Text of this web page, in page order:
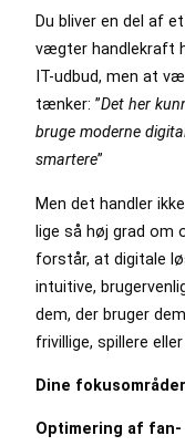
Du bliver en del af
vægter handlekraft
IT-udbud, men at
tænker: ”Det her
bruge moderne
smartere”
Men det handler
lige så høj grad om
forstår, at digitale
intuitive,
dem, der bruger
frivillige, spillere eller
Dine fokusområder
Optimering af